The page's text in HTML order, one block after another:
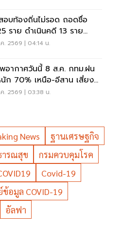
อบท้องถิ่นไม่รอด ถอดชื่อ
ราย ดำเนินคดี 13 ราย
ล่เส้นการเงิน
. 2569 | 04:14 น.
อากาศวันนี้ 8 ส.ค. กทม.ฝน
ก 70% เหนือ-อีสาน เสี่ยง
มฉับพลัน
. 2569 | 03:38 น.
News
ฐานเศรษฐกิจ
ารณสุข
กรมควบคุมโรค
Covid-19
อมูล COVID-19
อัลฟา